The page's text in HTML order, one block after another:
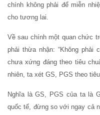
chính không phải để miễn
cho tương lai.
Về sau chính một quan chức
phải thừa nhận: “Không
chưa xứng đáng theo tiêu
nhiên, ta xét GS, PGS theo
Nghĩa là GS, PGS của ta là
quốc tế, đừng so với ngay cả